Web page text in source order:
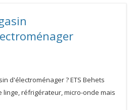
d'électroménager ? ETS Behets
réfrigérateur, micro-onde mais